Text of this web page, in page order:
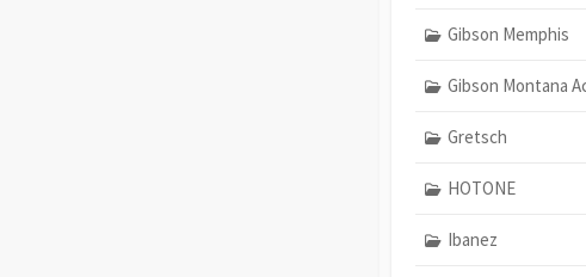
Gibson Memphis
Gibson Montana
Gretsch
HOTONE
Ibanez